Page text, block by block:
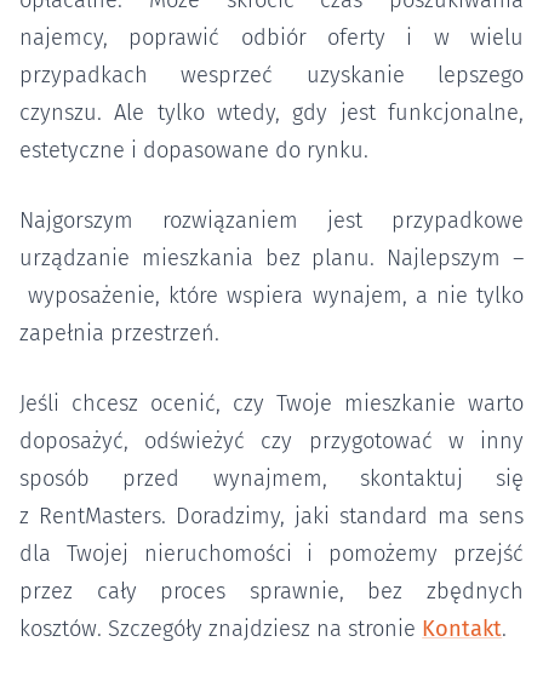
najemcy, poprawić odbiór oferty i w wielu
przypadkach wesprzeć uzyskanie lepszego
czynszu. Ale tylko wtedy, gdy jest funkcjonalne,
estetyczne i dopasowane do rynku.
Najgorszym rozwiązaniem jest przypadkowe
urządzanie mieszkania bez planu. Najlepszym –
wyposażenie, które wspiera wynajem, a nie tylko
zapełnia przestrzeń.
Jeśli chcesz ocenić, czy Twoje mieszkanie warto
doposażyć, odświeżyć czy przygotować w inny
sposób przed wynajmem, skontaktuj się
z RentMasters. Doradzimy, jaki standard ma sens
dla Twojej nieruchomości i pomożemy przejść
przez cały proces sprawnie, bez zbędnych
kosztów. Szczegóły znajdziesz na stronie Kontakt.